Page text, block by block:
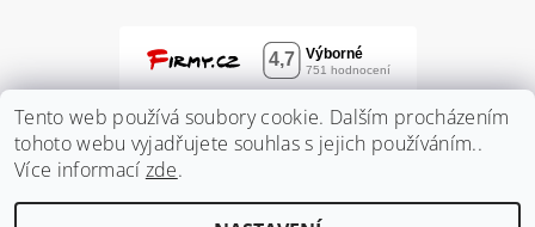
Tento web používá soubory cookie. Dalším procházením
tohoto webu vyjadřujete souhlas s jejich používáním..
Více informací zde.